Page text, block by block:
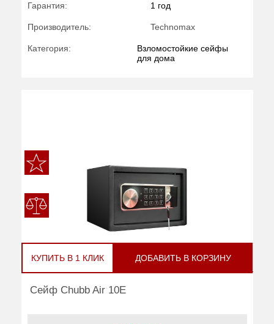
Гарантия: 1 год
Производитель: Technomax
Категория:
Взломостойкие сейфы
для дома
КУПИТЬ В 1 КЛИК ДОБАВИТЬ В КОРЗИНУ
Сейф Chubb Air 10E